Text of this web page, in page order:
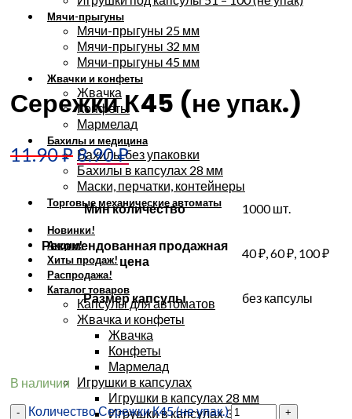
Мячи-прыгуны
Мячи-прыгуны 25 мм
Мячи-прыгуны 32 мм
Мячи-прыгуны 45 мм
Жвачки и конфеты
Жвачка
Конфеты
Мармелад
Бахилы и медицина
Бахилы без упаковки
Бахилы в капсулах 28 мм
Маски, перчатки, контейнеры
Торговые механические автоматы
Новинки!
Акции!
Хиты продаж!
Распродажа!
Каталог товаров
Капсулы для автоматов
Жвачка и конфеты
Жвачка
Конфеты
Мармелад
Игрушки в капсулах
Игрушки в капсулах 28 мм
Игрушки в капсулах 34 мм
Увеличить
Сережки К45 (не упак.)
11.90₽8.90₽
Мин количество 1000 шт.
Рекомендованная продажная
цена
40 ₽, 60 ₽, 100 ₽
Размер капсулы без капсулы
В наличии
Количество Сережки К45 (не упак.)